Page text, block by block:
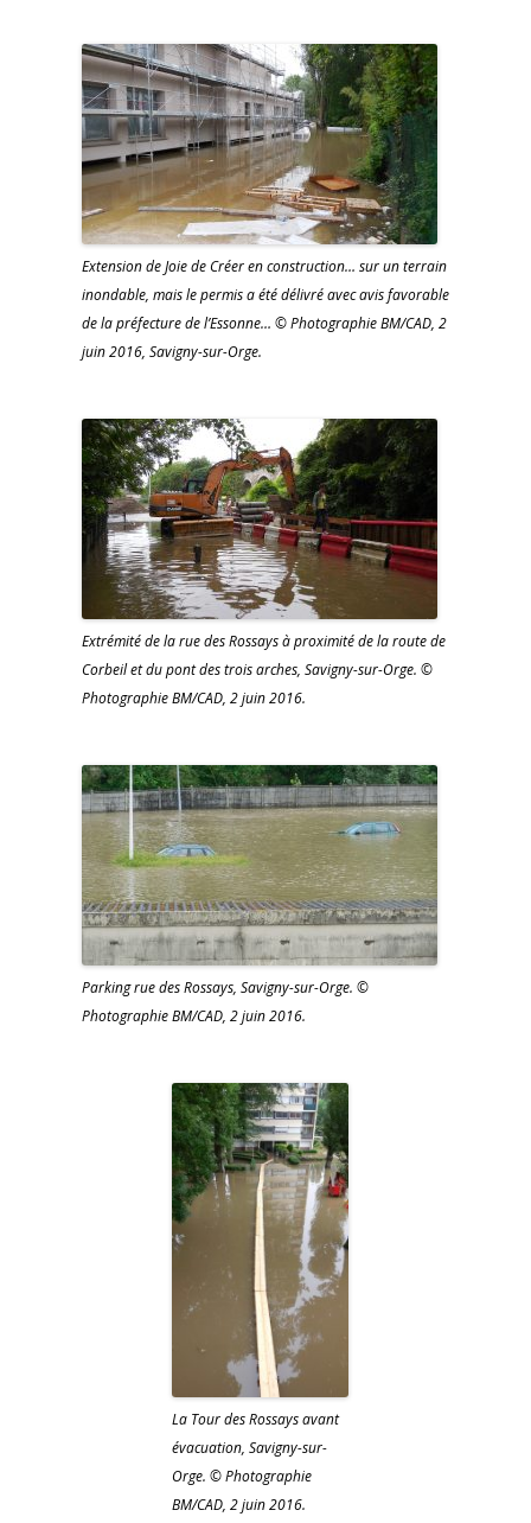
Extension de Joie de Créer en construction… sur un terrain
inondable, mais le permis a été délivré avec avis favorable
de la préfecture de l’Essonne… © Photographie BM/CAD, 2
juin 2016, Savigny-sur-Orge.
Extrémité de la rue des Rossays à proximité de la route de
Corbeil et du pont des trois arches, Savigny-sur-Orge. ©
Photographie BM/CAD, 2 juin 2016.
Parking rue des Rossays, Savigny-sur-Orge. ©
Photographie BM/CAD, 2 juin 2016.
La Tour des Rossays avant
évacuation, Savigny-sur-
Orge. © Photographie
BM/CAD, 2 juin 2016.